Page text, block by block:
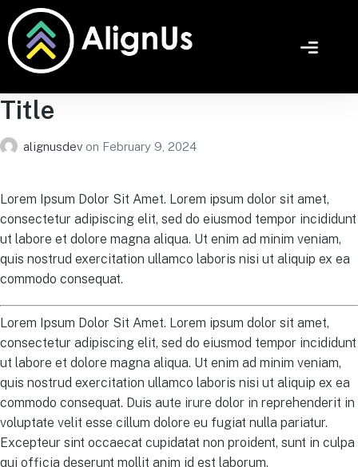
Title
alignusdev on February 9, 2024
Lorem Ipsum Dolor Sit Amet. Lorem ipsum dolor sit amet,
consectetur adipiscing elit, sed do eiusmod tempor incididunt
ut labore et dolore magna aliqua. Ut enim ad minim veniam,
quis nostrud exercitation ullamco laboris nisi ut aliquip ex ea
commodo consequat.
Lorem Ipsum Dolor Sit Amet. Lorem ipsum dolor sit amet,
consectetur adipiscing elit, sed do eiusmod tempor incididunt
ut labore et dolore magna aliqua. Ut enim ad minim veniam,
quis nostrud exercitation ullamco laboris nisi ut aliquip ex ea
commodo consequat. Duis aute irure dolor in reprehenderit in
voluptate velit esse cillum dolore eu fugiat nulla pariatur.
Excepteur sint occaecat cupidatat non proident, sunt in culpa
qui officia deserunt mollit anim id est laborum.